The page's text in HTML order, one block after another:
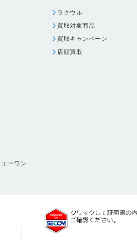
ーワン
ラクウル
買取対象商品
買取キャンペーン
店頭買取